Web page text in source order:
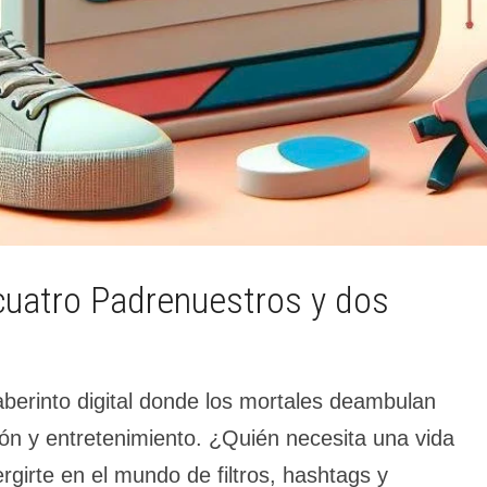
Padrenuestros y dos
digital donde los mortales deambulan
y entretenimiento. ¿Quién necesita una vida
en el mundo de filtros, hashtags y